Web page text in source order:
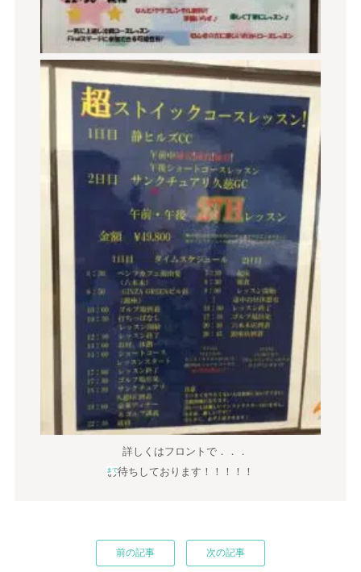
詳しくはフロントで．．．
お待ちしております！！！！！
前の記事 次の記事
まで